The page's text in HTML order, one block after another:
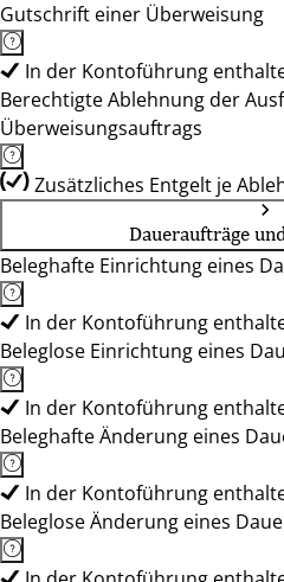
Gutschrift einer Überweisung
In der Kontoführung
Berechtigte Ablehnung der
Überweisungsauftrags
Zusätzliches Entgelt je
Daueraufträge
Beleghafte Einrichtung eines
In der Kontoführung
Beleglose Einrichtung eines
In der Kontoführung
Beleghafte Änderung eines
In der Kontoführung
Beleglose Änderung eines